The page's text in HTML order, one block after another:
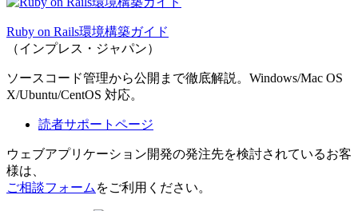
Ruby on Rails環境構築ガイド
（インプレス・ジャパン）
ソースコード管理から公開まで徹底解説。Windows/Mac OS
X/Ubuntu/CentOS 対応。
読者サポートページ
ウェブアプリケーション開発の発注先を検討されているお客
様は、
ご相談フォーム をご利用ください。